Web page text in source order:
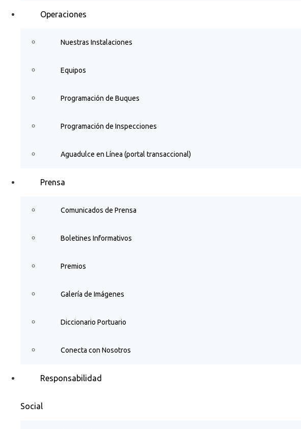
Operaciones
Nuestras Instalaciones
Equipos
Programación de Buques
Programación de Inspecciones
Aguadulce en Línea (portal transaccional)
Prensa
Comunicados de Prensa
Boletines Informativos
Premios
Galería de Imágenes
Diccionario Portuario
Conecta con Nosotros
Responsabilidad
Social